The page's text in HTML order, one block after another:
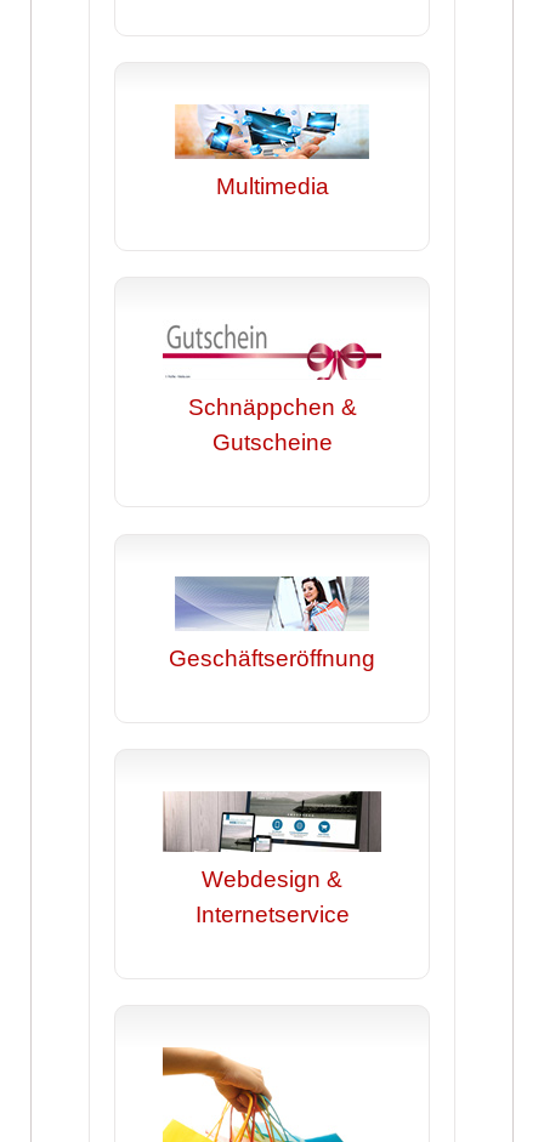
Multimedia
Schnäppchen &
Gutscheine
Geschäftseröffnung
Webdesign &
Internetservice